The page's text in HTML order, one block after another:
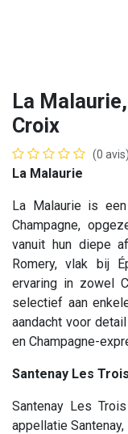
La
Croix
(0 avis)
La Malaurie
La Malaurie is
Champagne,
vanuit hun diepe
Romery, vlak bij
ervaring in zowel
selectief aan
aandacht voor
en Champagne-
Santenay Les
Santenay Les
appellatie